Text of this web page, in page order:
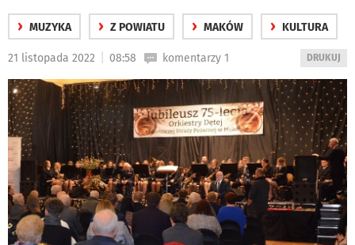
› MUZYKA › Z POWIATU › MAKÓW › KULTURA
WYDRUKUJ
DO
DRUKUJ
21 listopada 2022 08:58 komentarzy 1